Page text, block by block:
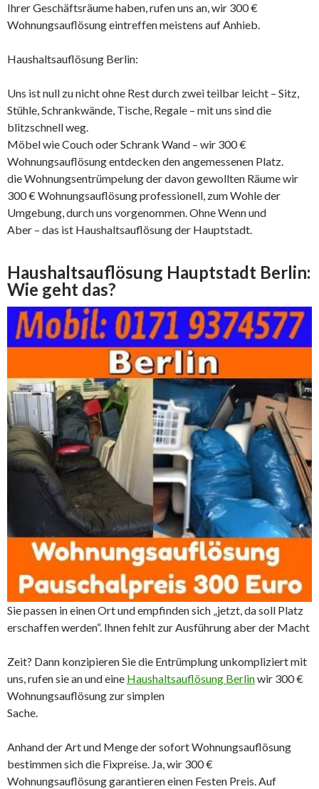
Ihrer Geschäftsräume haben, rufen uns an, wir 300 €
Wohnungsauflösung eintreffen meistens auf Anhieb.
Haushaltsauflösung Berlin:
Uns ist null zu nicht ohne Rest durch zwei teilbar leicht – Sitz,
Stühle, Schrankwände, Tische, Regale – mit uns sind die
blitzschnell weg.
Möbel wie Couch oder Schrank Wand – wir 300 €
Wohnungsauflösung entdecken den angemessenen Platz.
die Wohnungsentrümpelung der davon gewollten Räume wir
300 € Wohnungsauflösung professionell, zum Wohle der
Umgebung, durch uns vorgenommen. Ohne Wenn und
Aber – das ist Haushaltsauflösung der Hauptstadt.
Haushaltsauflösung Hauptstadt Berlin:
Wie geht das?
Sie passen in einen Ort und empfinden sich „jetzt, da soll Platz
erschaffen werden“. Ihnen fehlt zur Ausführung aber der Macht
Zeit? Dann konzipieren Sie die Entrümplung unkompliziert mit
uns, rufen sie an und eine Haushaltsauflösung Berlinwir 300 €
Wohnungsauflösung zur simplen
Sache.
Anhand der Art und Menge der sofort Wohnungsauflösung
bestimmen sich die Fixpreise. Ja, wir 300 €
Wohnungsauflösung garantieren einen Festen Preis. Auf